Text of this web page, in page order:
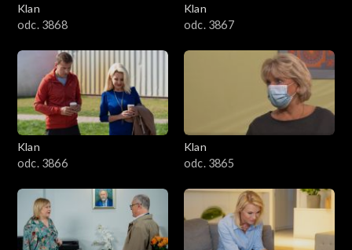
Klan
odc. 3868
Klan
odc. 3867
Klan
odc. 3866
Klan
odc. 3865